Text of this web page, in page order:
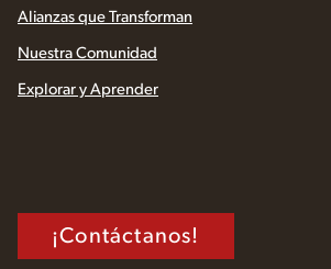
Alianzas que Transforman
Nuestra Comunidad
Explorar y Aprender
¡Contáctanos!